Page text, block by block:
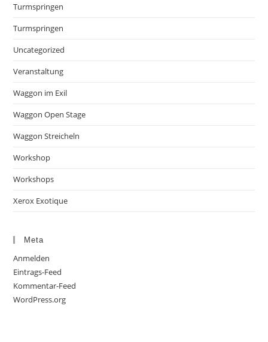
Turmspringen
Turmspringen
Uncategorized
Veranstaltung
Waggon im Exil
Waggon Open Stage
Waggon Streicheln
Workshop
Workshops
Xerox Exotique
Meta
Anmelden
Eintrags-Feed
Kommentar-Feed
WordPress.org